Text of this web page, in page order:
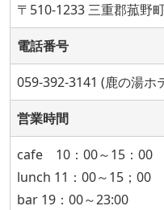
〒510-1233 三重郡菰野
電話番号
059-392-3141 (鹿の湯ホ
営業時間
cafe 10：00～15：00
lunch 11：00～15；00
bar 19：00～23:00